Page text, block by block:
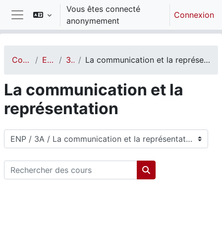
Passer au contenu principal
Panneau latéral
Vous êtes connecté
anonymement
Connexion
Cours ENP 3A La communication et la représentation
La communication et la
représentation
Catégories de cours
Rechercher des cours
Rechercher des